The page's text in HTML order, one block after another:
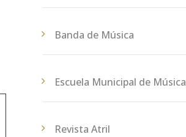
Banda de Música
Escuela Municipal de Música
Revista Atril